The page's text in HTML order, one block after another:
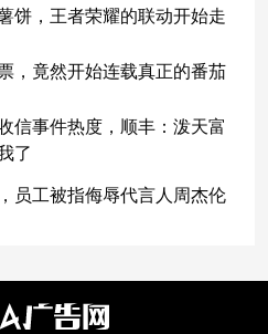
饼，王者荣耀的联动开始走
，竟然开始连载真正的番茄
信事件热度，顺丰：泼天富
了
员工被指侮辱代言人周杰伦